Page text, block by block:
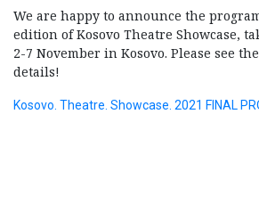
We are happy to announce the
edition of Kosovo Theatre Showcase,
2-7 November in Kosovo. Please see
details!
Kosovo. Theatre. Showcase. 2021 FINAL